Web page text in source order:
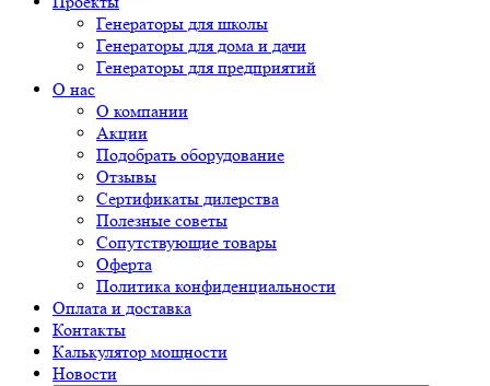
Генераторы для школы
Генераторы для дома и дачи
Генераторы для предприятий
О нас
О компании
Акции
Подобрать оборудование
Отзывы
Сертификаты дилерства
Полезные советы
Сопутствующие товары
Оферта
Политика конфиденциальности
Оплата и доставка
Контакты
Калькулятор мощности
Новости